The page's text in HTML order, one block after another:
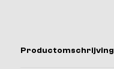
Productomschrijving